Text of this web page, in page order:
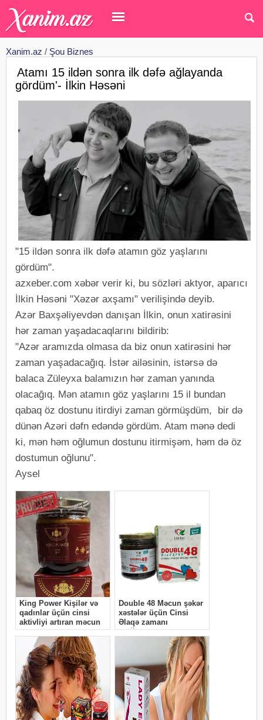
Xanim.az / Şou Biznes
Atamı 15 ildən sonra ilk dəfə ağlayanda
gördüm'- İlkin Həsəni
"15 ildən sonra ilk dəfə atamın göz yaşlarını
gördüm".
azxeber.com xəbər verir ki, bu sözləri aktyor, aparıcı
İlkin Həsəni "Xəzər axşamı" verilişində deyib.
Azər Baxşəliyevdən danışan İlkin, onun xatirəsini
hər zaman yaşadacaqlarını bildirib:
"Azər aramızda olmasa da biz onun xatirəsini hər
zaman yaşadacağıq. İstər ailəsinin, istərsə də
balaca Züleyxa balamızın hər zaman yanında
olacağıq. Mən atamın göz yaşlarını 15 il bundan
qabaq öz dostunu itirdiyi zaman görmüşdüm, bir də
dünən Azəri dəfn edəndə gördüm. Atam mənə dedi
ki, mən həm oğlumun dostunu itirmişəm, həm də öz
dostumun oğlunu".
Aysel